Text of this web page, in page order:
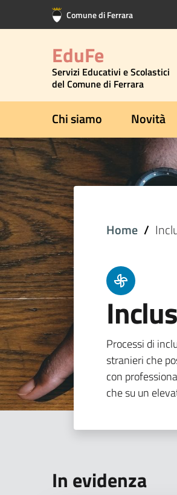
Vai al contenuto principale
Vai al footer Comune di Ferrara
EduFe
Servizi Educativi e Scolastici
del Comune di Ferrara
Chi siamo Novità
Home
Processi di
stranieri che
con
che su un
In evidenza